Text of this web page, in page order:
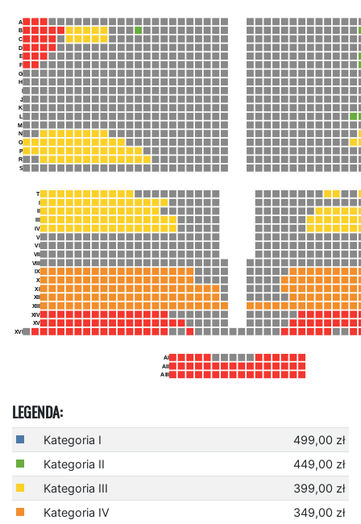
LEGENDA:
Kategoria I
499,00 zł
Kategoria II
449,00 zł
Kategoria III
399,00 zł
Kategoria IV
349,00 zł